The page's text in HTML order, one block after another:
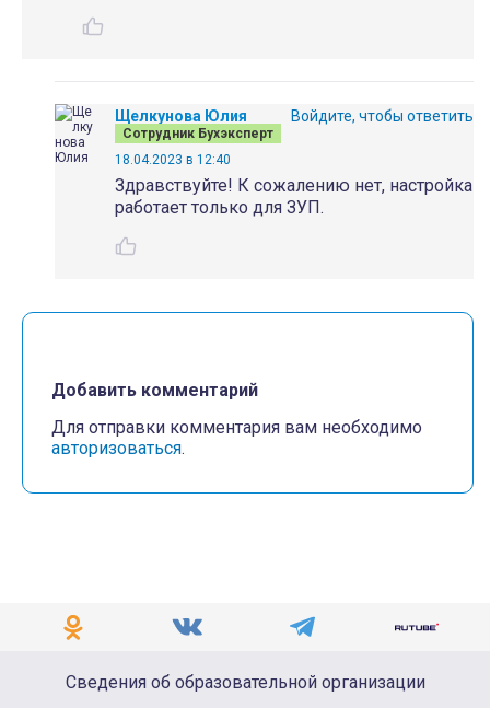
Щелкунова Юлия
Сотрудник Бухэксперт
18.04.2023 в 12:40
Здравствуйте! К сожалению нет, настройка
работает только для ЗУП.
Войдите, чтобы ответить
Добавить комментарий
Для отправки комментария вам необходимо
авторизоваться.
Сведения об образовательной организации